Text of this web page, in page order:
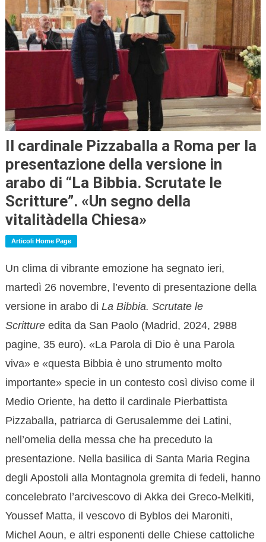
Il cardinale Pizzaballa a Roma per la
presentazione della versione in
arabo di “La Bibbia. Scrutate le
Scritture”. «Un segno della
vitalitàdella Chiesa»
Articoli Home Page
Un clima di vibrante emozione ha segnato ieri,
martedì 26 novembre, l’evento di presentazione della
versione in arabo di La Bibbia. Scrutate le
Scrittureedita da San Paolo (Madrid, 2024, 2988
pagine, 35 euro). «La Parola di Dio è una Parola
viva» e «questa Bibbia è uno strumento molto
importante» specie in un contesto così diviso come il
Medio Oriente, ha detto il cardinale Pierbattista
Pizzaballa, patriarca di Gerusalemme dei Latini,
nell’omelia della messa che ha preceduto la
presentazione. Nella basilica di Santa Maria Regina
degli Apostoli alla Montagnola gremita di fedeli, hanno
concelebrato l’arcivescovo di Akka dei Greco-Melkiti,
Youssef Matta, il vescovo di Byblos dei Maroniti,
Michel Aoun, e altri esponenti delle Chiese cattoliche